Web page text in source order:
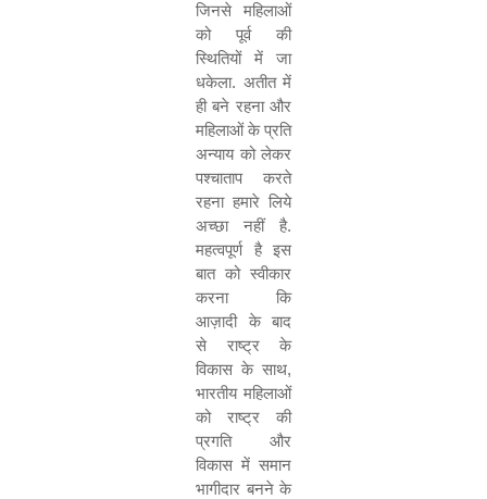
जिनसे महिलाओं
को पूर्व की
स्थितियों में जा
धकेला. अतीत में
ही बने रहना और
महिलाओं के प्रति
अन्याय को लेकर
पश्चाताप करते
रहना हमारे लिये
अच्छा नहीं है.
महत्वपूर्ण है इस
बात को स्वीकार
करना कि
आज़ादी के बाद
से राष्ट्र के
विकास के साथ,
भारतीय महिलाओं
को राष्ट्र की
प्रगति और
विकास में समान
भागीदार बनने के